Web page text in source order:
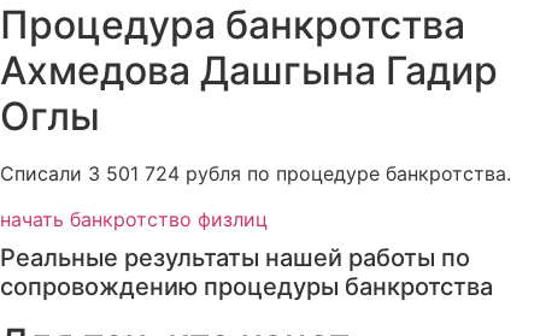
Процедура банкротства
Ахмедова Дашгына Гадир
Оглы
Списали 3 501 724 рубля по процедуре банкротства.
начать банкротство физлиц
Реальные результаты нашей работы по
сопровождению процедуры банкротства